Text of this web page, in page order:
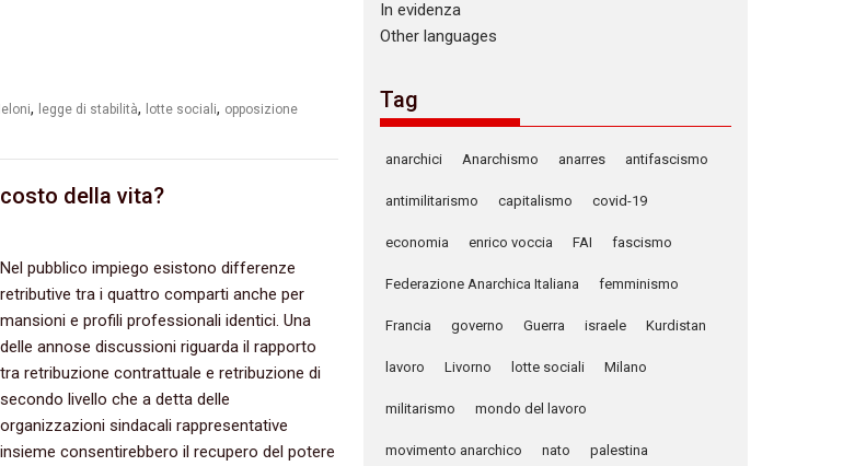
, legge di stabilità, lotte sociali, opposizione
della vita?
Nel pubblico impiego esistono differenze
retributive tra i quattro comparti anche per
mansioni e profili professionali identici. Una
delle annose discussioni riguarda il rapporto
tra retribuzione contrattuale e retribuzione di
secondo livello che a detta delle
organizzazioni sindacali rappresentative
insieme consentirebbero il recupero del potere
In evidenza
Other languages
Tag
anarchici Anarchismo anarres antifascismo
antimilitarismo capitalismo covid-19
economia enrico voccia FAI fascismo
Federazione Anarchica Italiana femminismo
Francia governo Guerra israele Kurdistan
lavoro Livorno lotte sociali Milano
militarismo mondo del lavoro
movimento anarchico nato palestina